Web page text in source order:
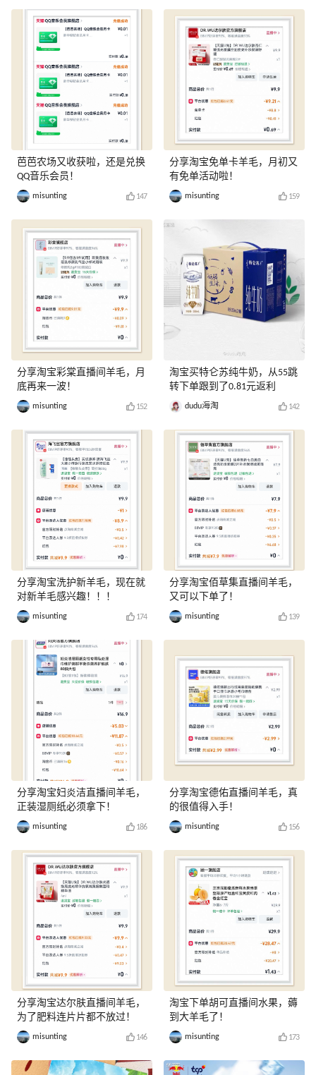
芭芭农场又收获啦，还是兑换
QQ音乐会员！
misunting 147
分享淘宝彩棠直播间羊毛，月
底再来一波！
misunting 152
分享淘宝洗护新羊毛，现在就
对新羊毛感兴趣！！！
misunting 174
分享淘宝妇炎洁直播间羊毛，
正装湿厕纸必须拿下！
misunting 186
分享淘宝达尔肤直播间羊毛，
为了肥料连片片都不放过！
misunting 146
分享淘宝免单卡羊毛，月初又
有免单活动啦！
misunting 159
淘宝买特仑苏纯牛奶，从55跳
转下单跟到了0.81元返利
dudu海淘 142
分享淘宝佰草集直播间羊毛，
又可以下单了！
misunting 139
分享淘宝德佑直播间羊毛，真
的很值得入手！
misunting 156
淘宝下单胡可直播间水果，薅
到大羊毛了！
misunting 173